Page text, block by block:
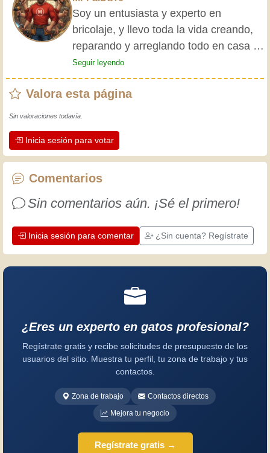
Soy un entusiasta y experto en
bricolaje, y llevo toda la vida creando,
reparando y arreglando todo en casa y
para mis amigos. Mis abuelos me
enseñaron lo básico desde pequeño, y
desde entonces he adquirido una vasta
experiencia. ¡La experiencia enseña! Te
apreciar la dedicación que los
artesanos profesionales ponen en su
trabajo. Aprendamos juntos; cada día
¡Diviértete!
Seguir leyendo
Valora esta página
Sin valoraciones todavía.
Inicia sesión para votar
Comentarios
Sin comentarios aún. ¡Sé el primero!
Inicia sesión para comentar ¿Sin cuenta? Regístrate
¿Eres un experto en gatos profesional?
Regístrate gratis y recibe solicitudes de presupuesto de los
usuarios del sitio. Muestra tu perfil, tu zona de trabajo y tus
contactos.
Zona de trabajo
Contactos directos
Mejora tu negocio
Regístrate gratis →